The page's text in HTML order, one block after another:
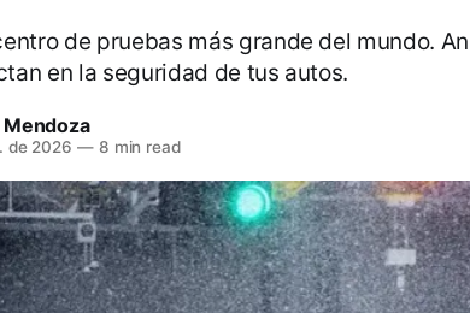
de pruebas más grande del mundo.
en la seguridad de tus autos.
de 2026 —8 min read